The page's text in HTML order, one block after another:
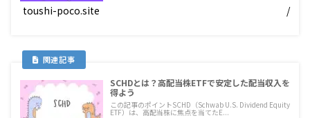
toushi-poco.site /
SCHDとは？高配当株ETFで安定した配当収入を
得よう
この記事のポイントSCHD（Schwab U.S. Dividend Equity
ETF）は、高配当株に焦点を当てたE...